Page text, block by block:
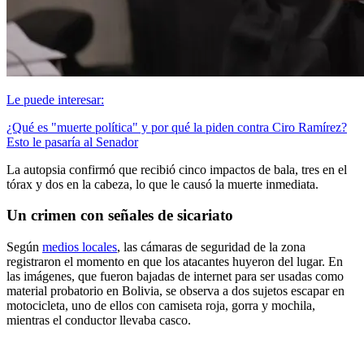
Le puede interesar:
¿Qué es "muerte política" y por qué la piden contra Ciro Ramírez?
Esto le pasaría al Senador
La autopsia confirmó que recibió cinco impactos de bala, tres en el
tórax y dos en la cabeza, lo que le causó la muerte inmediata.
Un crimen con señales de sicariato
Según medios locales, las cámaras de seguridad de la zona
registraron el momento en que los atacantes huyeron del lugar. En
las imágenes, que fueron bajadas de internet para ser usadas como
material probatorio en Bolivia, se observa a dos sujetos escapar en
motocicleta, uno de ellos con camiseta roja, gorra y mochila,
mientras el conductor llevaba casco.